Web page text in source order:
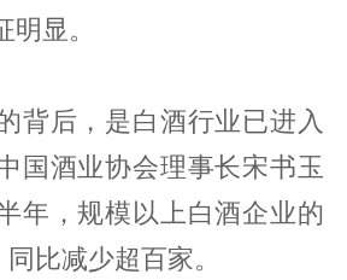
显。
背后，是白酒行业已进入
国酒业协会理事长宋书玉
年，规模以上白酒企业的
比减少超百家。